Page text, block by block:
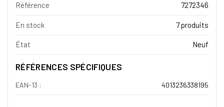
Référence 7272346
En stock 7 produits
État Neuf
RÉFÉRENCES SPÉCIFIQUES
EAN-13 : 4013236338195